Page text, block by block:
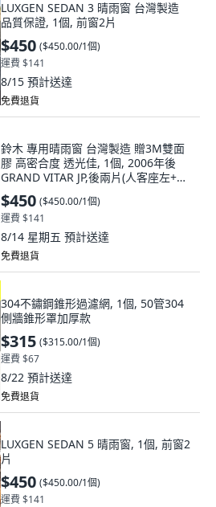
LUXGEN SEDAN 3 晴雨窗 台灣製造
品質保證, 1個, 前窗2片
$450 ($450.00/1個)
運費 $141
8/15 預計送達
免費退貨
鈴木 專用晴雨窗 台灣製造 贈3M雙面
膠 高密合度 透光佳, 1個, 2006年後
GRAND VITAR JP,後兩片(人客座左+人
客座右)
$450 ($450.00/1個)
運費 $141
8/14 星期五 預計送達
免費退貨
304不鏽鋼錐形過濾網, 1個, 50管304
側牆錐形罩加厚款
$315 ($315.00/1個)
運費 $67
8/22 預計送達
免費退貨
LUXGEN SEDAN 5 晴雨窗, 1個, 前窗2
片
$450 ($450.00/1個)
運費 $141